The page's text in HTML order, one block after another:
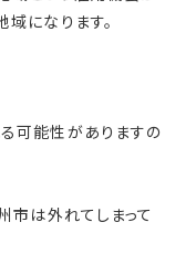
になります。
可能性がありますの
市は外れてしまって